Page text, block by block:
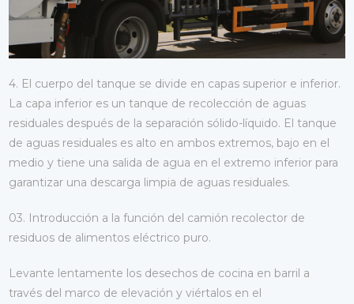
4. El cuerpo del tanque se divide en capas superior e inferior.
La capa inferior es un tanque de recolección de aguas
residuales después de la separación sólido-líquido. El tanque
de aguas residuales es alto en ambos extremos, bajo en el
medio y tiene una salida de agua en el extremo inferior para
garantizar una descarga limpia de aguas residuales.
03. Introducción a la función del camión recolector de
residuos de alimentos eléctrico puro.
Levante lentamente los desechos de cocina en barril a
través del marco de elevación y viértalos en el